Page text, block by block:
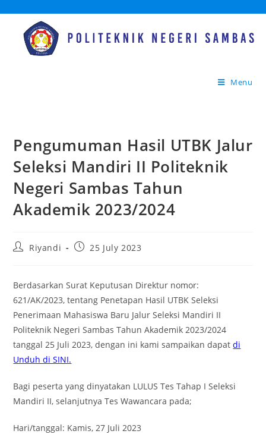
Menu
Pengumuman Hasil UTBK Jalur
Seleksi Mandiri II Politeknik
Negeri Sambas Tahun
Akademik 2023/2024
Riyandi 25 July 2023
Berdasarkan Surat Keputusan Direktur nomor:
621/AK/2023, tentang Penetapan Hasil UTBK Seleksi
Penerimaan Mahasiswa Baru Jalur Seleksi Mandiri II
Politeknik Negeri Sambas Tahun Akademik 2023/2024
tanggal 25 Juli 2023, dengan ini kami sampaikan dapatdi
Unduh di SINI.
Bagi peserta yang dinyatakan LULUS Tes Tahap I Seleksi
Mandiri II, selanjutnya Tes Wawancara pada;
Hari/tanggal: Kamis, 27 Juli 2023